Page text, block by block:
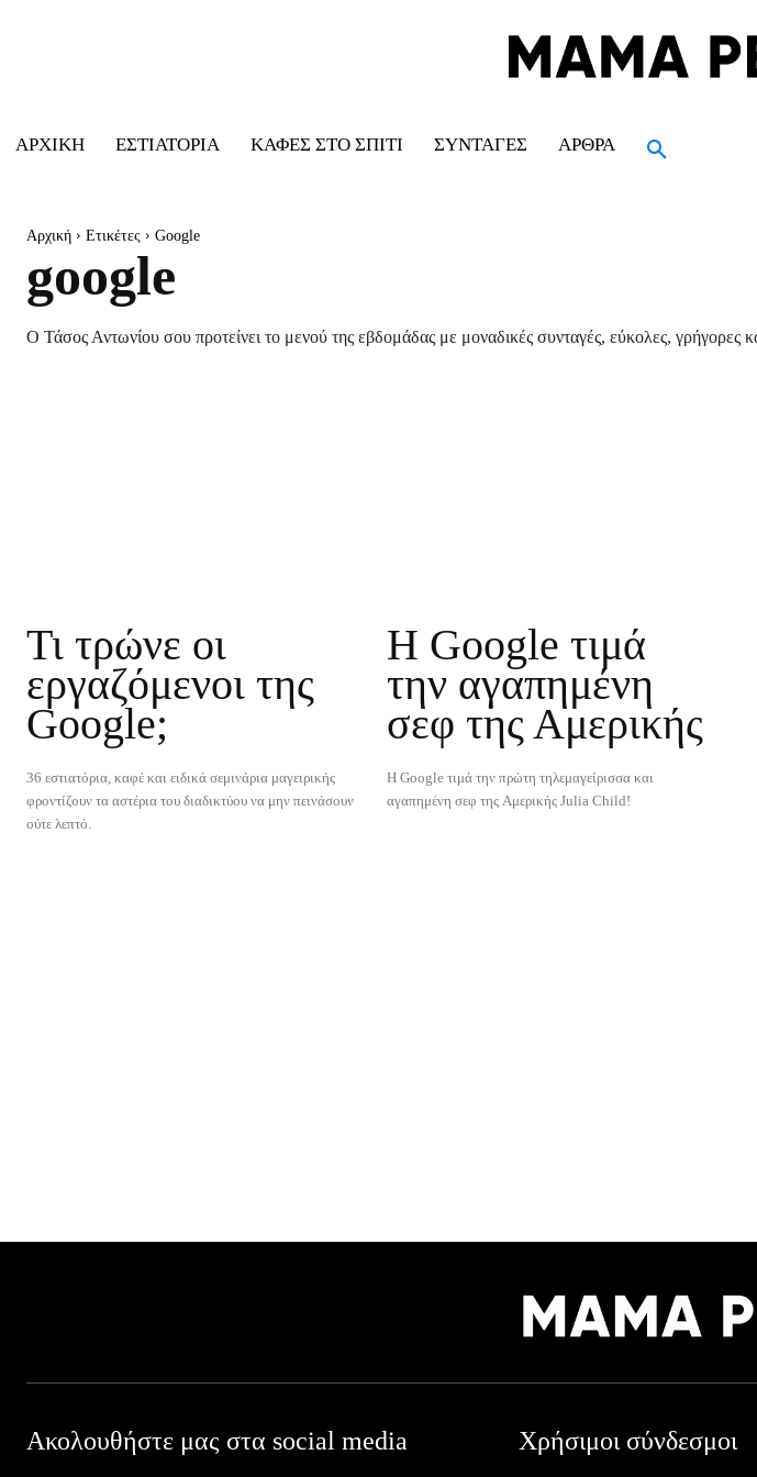
ΑΡΧΙΚΉ ΕΣΤΙΑΤΌΡΙΑ ΚΑΦΈΣ ΣΤΟ ΣΠΊΤΙ ΣΥΝΤΑΓΈΣ ΆΡΘΡΑ
Αρχική Ετικέτες Google
google
Ο Τάσος Αντωνίου σου προτείνει το μενού της εβδομάδας με μοναδικές συνταγές, εύκολες, γρήγορες
Τι τρώνε οι
εργαζόμενοι της
Google;
36 εστιατόρια, καφέ και ειδικά σεμινάρια μαγειρικής
φροντίζουν τα αστέρια του διαδικτύου να μην πεινάσουν
ούτε λεπτό.
H Google τιμά
την αγαπημένη
σεφ της Αμερικής
Η Google τιμά την πρώτη τηλεμαγείρισσα και
αγαπημένη σεφ της Αμερικής Julia Child!
Ακολουθήστε μας στα social media Χρήσιμοι σύνδεσμοι